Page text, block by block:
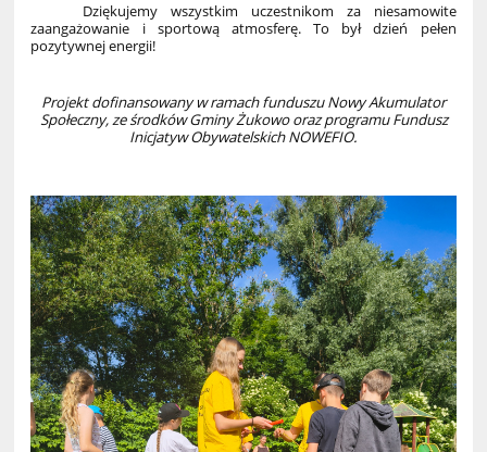
Dziękujemy wszystkim uczestnikom za niesamowite
zaangażowanie i sportową atmosferę. To był dzień pełen
pozytywnej energii!
Projekt dofinansowany w ramach funduszu Nowy Akumulator
Społeczny, ze środków Gminy Żukowo oraz programu Fundusz
Inicjatyw Obywatelskich NOWEFIO.